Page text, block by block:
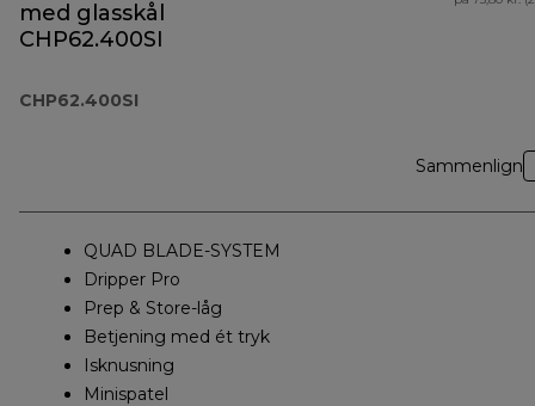
med glasskål
CHP62.400SI
CHP62.400SI
Sammenlign
QUAD BLADE-SYSTEM
Dripper Pro
Prep & Store-låg
Betjening med ét tryk
Isknusning
Minispatel